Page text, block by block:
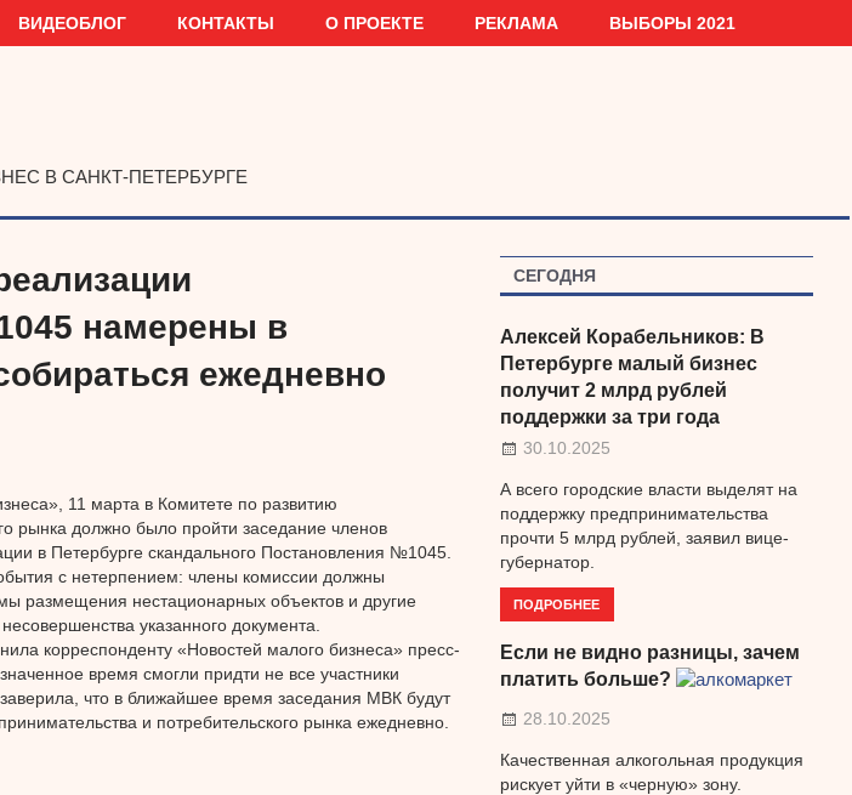
ВИДЕОБЛОГ КОНТАКТЫ О ПРОЕКТЕ РЕКЛАМА ВЫБОРЫ 2021
В САНКТ-ПЕТЕРБУРГЕ
намерены в
ежедневно
11 марта в Комитете по развитию
рынка должно было пройти заседание членов
в Петербурге скандального Постановления №1045.
с нетерпением: члены комиссии должны
размещения нестационарных объектов и другие
указанного документа.
корреспонденту «Новостей малого бизнеса» пресс-
время смогли придти не все участники
что в ближайшее время заседания МВК будут
и потребительского рынка ежедневно.
СЕГОДНЯ
Алексей Корабельников: В
Петербурге малый бизнес
получит 2 млрд рублей
поддержки за три года
30.10.2025
А всего городские власти выделят на
поддержку предпринимательства
прочти 5 млрд рублей, заявил вице-
губернатор.
ПОДРОБНЕЕ
Если не видно разницы, зачем
платить больше?
28.10.2025
Качественная алкогольная продукция
рискует уйти в «черную» зону.